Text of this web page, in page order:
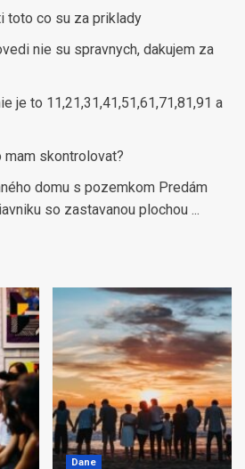
toto co su za priklady
nie su spravnych, dakujem za
je to 11,21,31,41,51,61,71,81,91 a
mam skontrolovat?
domu s pozemkom Predám
so zastavanou plochou ...
Dane